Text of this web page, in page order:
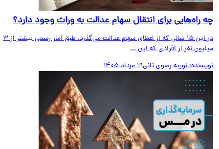
راه‌هایی برای انتقال سهام عدالت به وراث وجود دارد؟
در این ۱۵ سالی که از اعطای سهام عدالت می‌گذرد، طبق آمار رسمی بیشتر از ۳
نفر از افرادی که این ...
نوریه رضوی ثانی19 مرداد 1405